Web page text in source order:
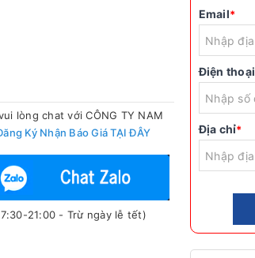
lòng chat với CÔNG TY NAM
Ký Nhận Báo Giá TẠI ĐÂY
21:00 - Trừ ngày lễ tết)
Email*
Điện thoại
Địa chỉ*